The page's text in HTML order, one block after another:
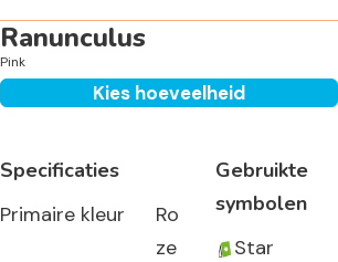
Ranunculus
Pink
Kies hoeveelheid
Specificaties
Primaire kleur
Ro
ze
Gebruikte
symbolen
Star